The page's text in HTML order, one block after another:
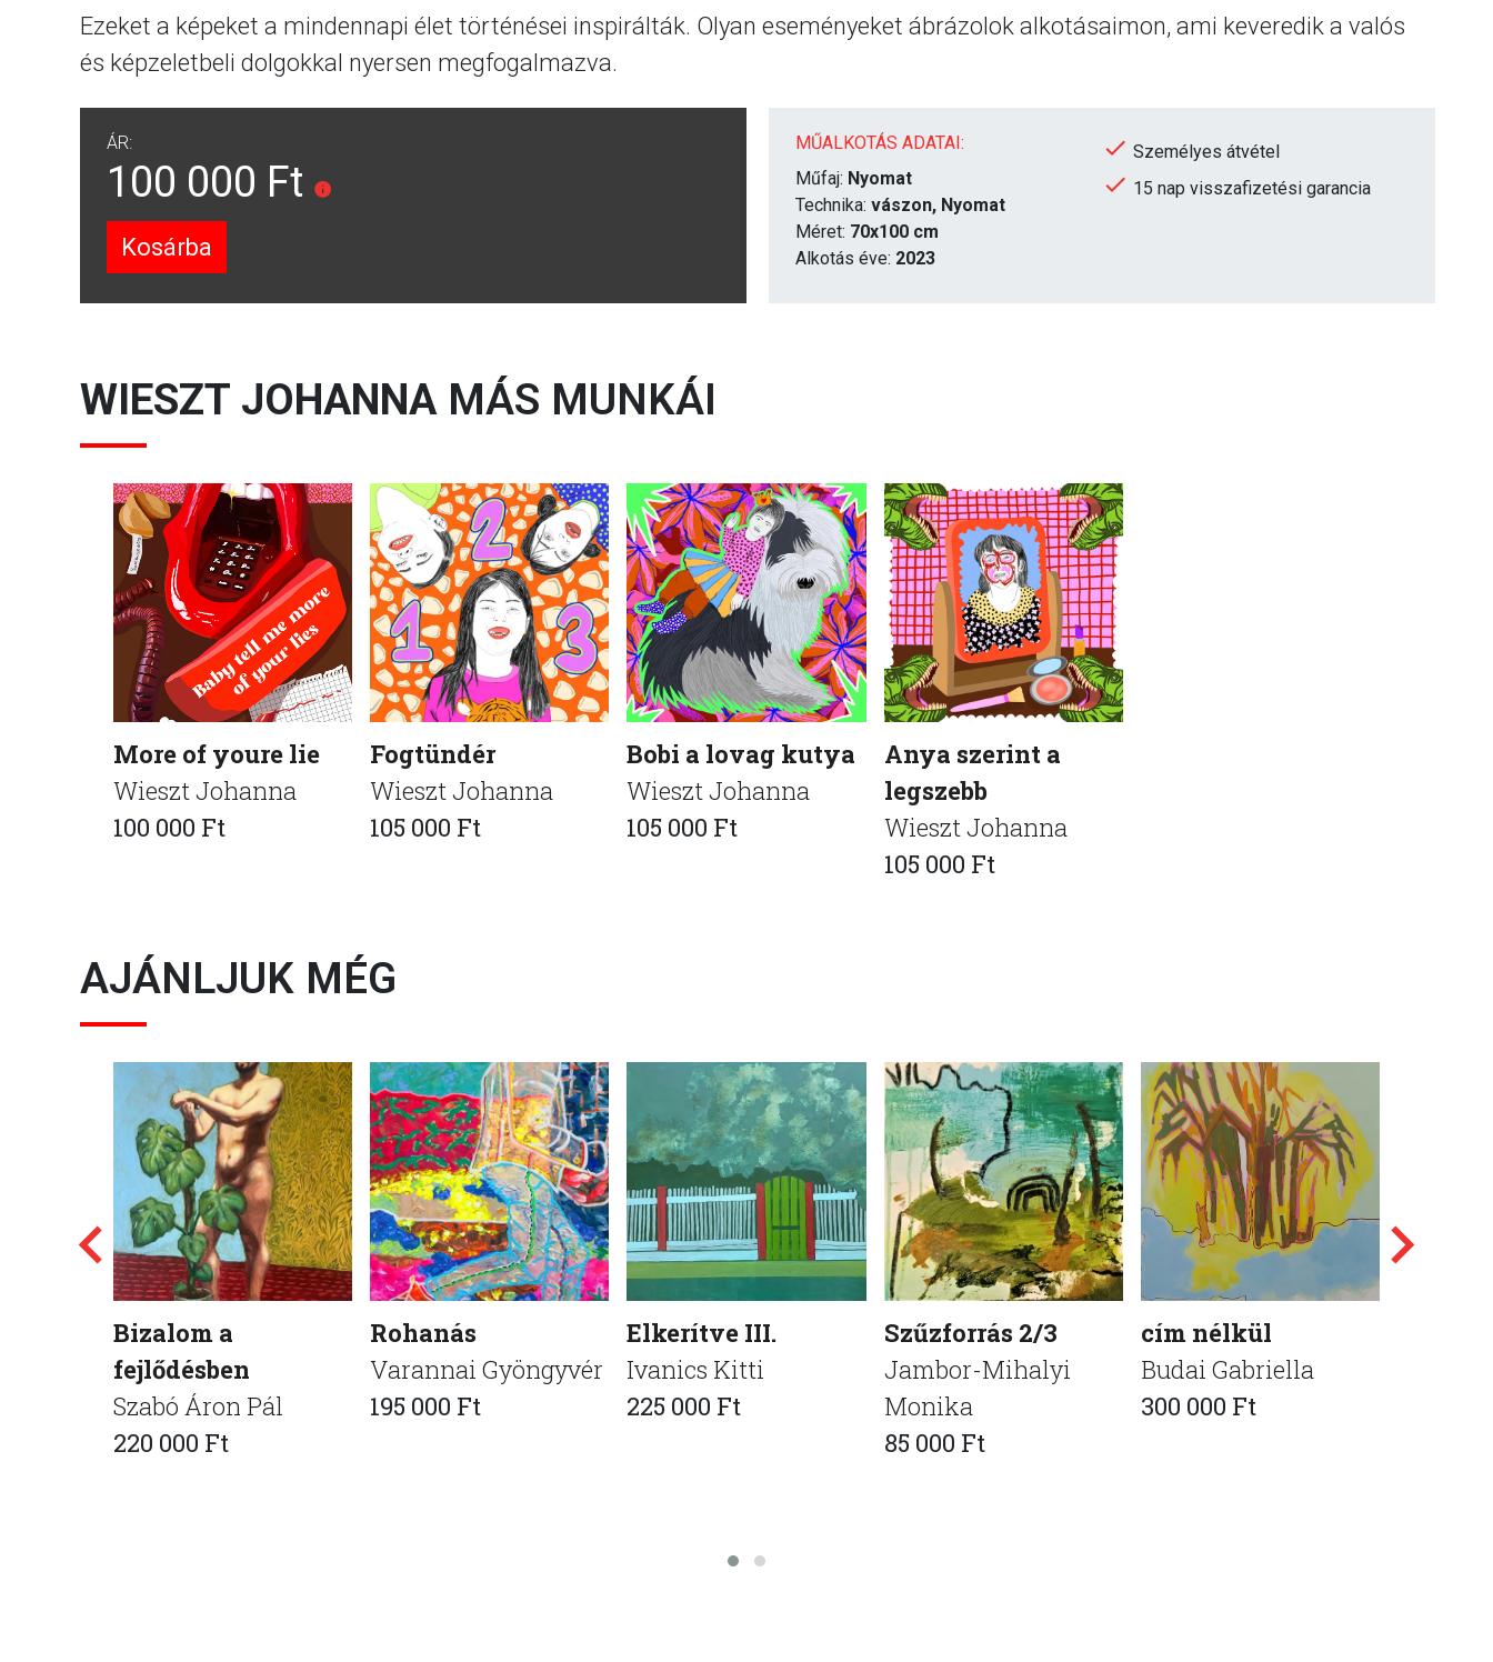
Ezeket a képeket a mindennapi élet történései inspirálták. Olyan eseményeket ábrázolok alkotásaimon, ami keveredik a valós
és képzeletbeli dolgokkal nyersen megfogalmazva.
ÁR:
100 000 Ft
Kosárba
MŰALKOTÁS ADATAI:
Műfaj: Nyomat
Technika: vászon, Nyomat
Méret: 70x100 cm
Alkotás éve: 2023
Személyes átvétel
15 nap visszafizetési garancia
WIESZT JOHANNA MÁS MUNKÁI
More of youre lie
Wieszt Johanna
100 000 Ft
Fogtündér
Wieszt Johanna
105 000 Ft
Bobi a lovag kutya
Wieszt Johanna
105 000 Ft
Anya szerint a
legszebb
Wieszt Johanna
105 000 Ft
AJÁNLJUK MÉG
Bizalom a
fejlődésben
Szabó Áron Pál
220 000 Ft
Rohanás
Varannai Gyöngyvér
195 000 Ft
Elkerítve III.
Ivanics Kitti
225 000 Ft
Szűzforrás 2/3
Jambor-Mihalyi
Monika
85 000 Ft
cím nélkül
Budai Gabriella
300 000 Ft